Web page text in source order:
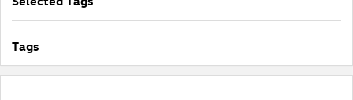
Tags